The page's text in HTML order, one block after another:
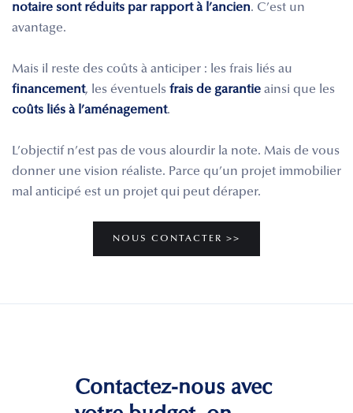
notaire sont réduits par rapport à l’ancien. C’est un
avantage.
Mais il reste des coûts à anticiper : les frais liés au
financement, les éventuels frais de garantie ainsi que les
coûts liés à l’aménagement.
L’objectif n’est pas de vous alourdir la note. Mais de vous
donner une vision réaliste. Parce qu’un projet immobilier
mal anticipé est un projet qui peut déraper.
NOUS CONTACTER >>
Contactez-nous avec